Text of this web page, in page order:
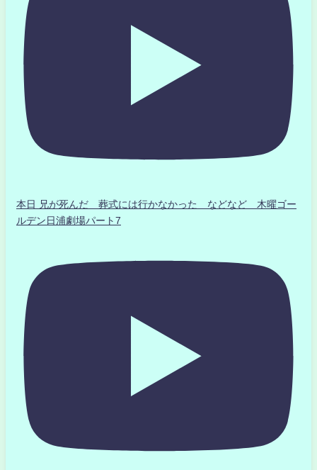
本日 兄が死んだ 葬式には行かなかった などなど 木曜ゴー
ルデン日浦劇場パート7